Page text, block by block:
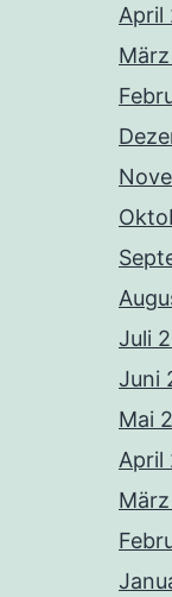
April
Juli
Juni
Mai
April